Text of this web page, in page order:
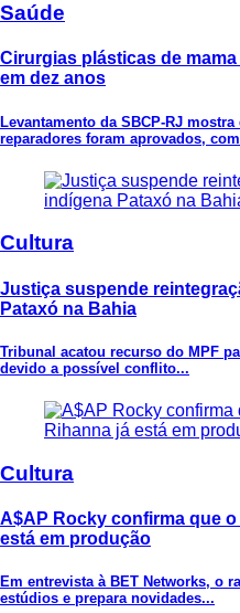
Saúde
Cirurgias plásticas de
em dez anos
Levantamento da SBCP-RJ
reparadores foram aprovados,
Cultura
Justiça suspende
Pataxó na Bahia
Tribunal acatou recurso do MPF
devido a possível conflito...
Cultura
A$AP Rocky confirma que
está em produção
Em entrevista à BET Networks, o
estúdios e prepara novidades...